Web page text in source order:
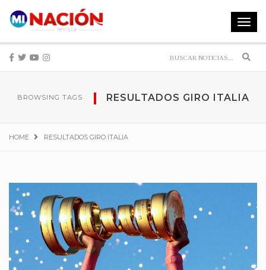
Toggle
BROWSING TAGS RESULTADOS GIRO ITALIA
HOME RESULTADOS GIRO ITALIA